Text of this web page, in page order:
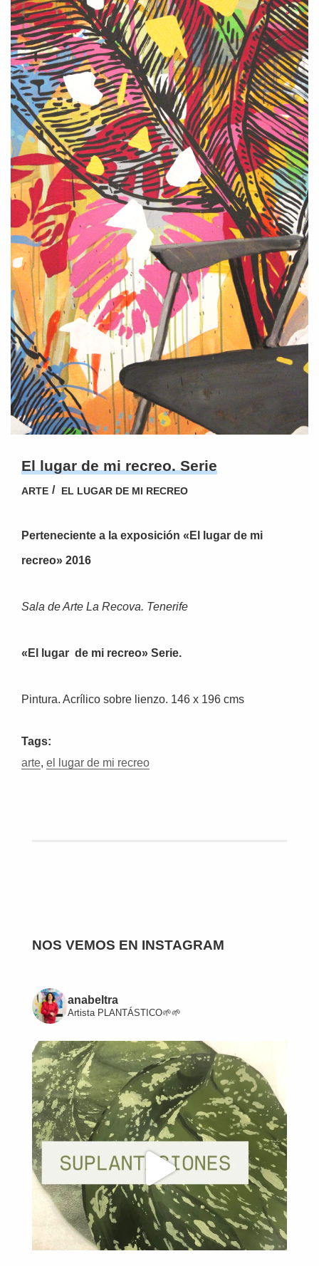
El lugar de mi recreo. Serie
ARTE EL LUGAR DE MI RECREO
Perteneciente a la exposición «El lugar de mi
recreo» 2016
Sala de Arte La Recova. Tenerife
«El lugar de mi recreo» Serie.
Pintura. Acrílico sobre lienzo. 146 x 196 cms
Tags:
arte, el lugar de mi recreo
NOS VEMOS EN INSTAGRAM
anabeltra
ArtistaPLANTÁSTICO🌱🌱